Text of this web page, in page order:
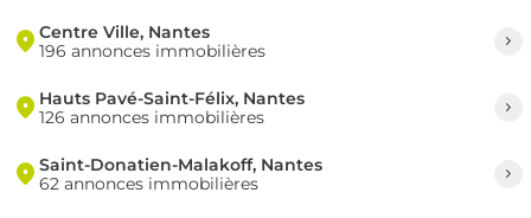
Centre Ville, Nantes
196 annonces immobilières
Hauts Pavé-Saint-Félix, Nantes
126 annonces immobilières
Saint-Donatien-Malakoff, Nantes
62 annonces immobilières